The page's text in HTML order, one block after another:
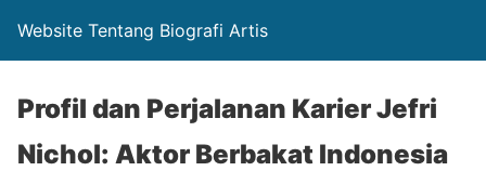
Website Tentang Biografi Artis
Profil dan Perjalanan Karier Jefri
Nichol: Aktor Berbakat Indonesia